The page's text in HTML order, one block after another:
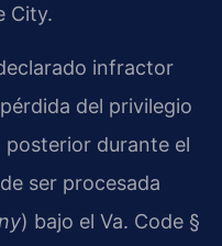
City.
infractor
del privilegio
posterior durante el
ser procesada
) bajo el Va. Code §